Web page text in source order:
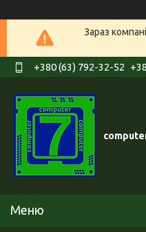
Зараз
+380 (63) 792-32-52